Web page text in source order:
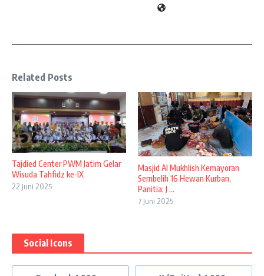
Related Posts
Tajdied Center PWM Jatim Gelar
Wisuda Tahfidz ke-IX
22 Juni 2025
Masjid Al Mukhlish Kemayoran
Sembelih 16 Hewan Kurban,
Panitia: J ...
7 Juni 2025
Social Icons